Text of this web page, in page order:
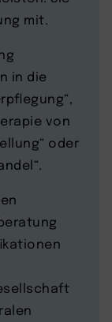
mit.
in die
von
oder